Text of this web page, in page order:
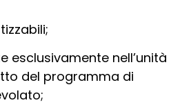
esclusivamente nell’unità
del programma di